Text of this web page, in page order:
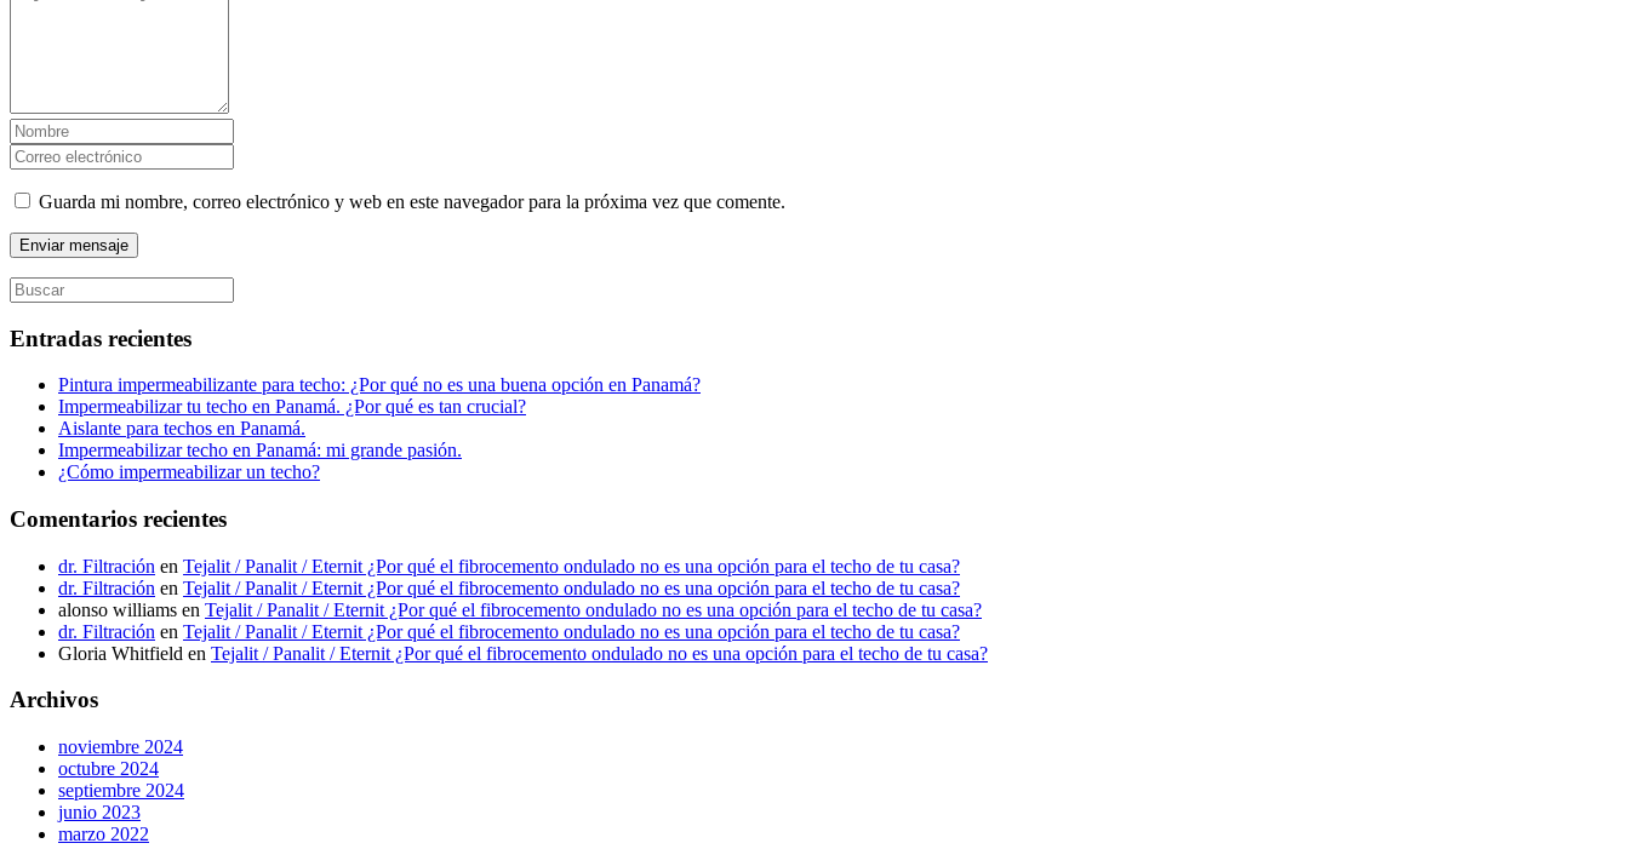
Guarda mi nombre, correo electrónico y web en este navegador para la próxima vez que comente.
Entradas recientes
Pintura impermeabilizante para techo: ¿Por qué no es una buena opción en Panamá?
Impermeabilizar tu techo en Panamá. ¿Por qué es tan crucial?
Aislante para techos en Panamá.
Impermeabilizar techo en Panamá: mi grande pasión.
¿Cómo impermeabilizar un techo?
Comentarios recientes
dr. Filtración en Tejalit / Panalit / Eternit ¿Por qué el fibrocemento ondulado no es una opción para el techo de tu casa?
dr. Filtración en Tejalit / Panalit / Eternit ¿Por qué el fibrocemento ondulado no es una opción para el techo de tu casa?
alonso williams en Tejalit / Panalit / Eternit ¿Por qué el fibrocemento ondulado no es una opción para el techo de tu casa?
dr. Filtración en Tejalit / Panalit / Eternit ¿Por qué el fibrocemento ondulado no es una opción para el techo de tu casa?
Gloria Whitfield en Tejalit / Panalit / Eternit ¿Por qué el fibrocemento ondulado no es una opción para el techo de tu casa?
Archivos
noviembre 2024
octubre 2024
septiembre 2024
junio 2023
marzo 2022